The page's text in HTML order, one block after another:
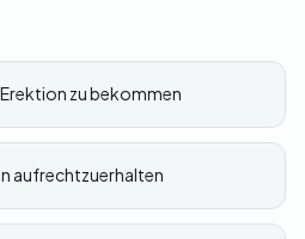
zu bekommen
aufrechtzuerhalten